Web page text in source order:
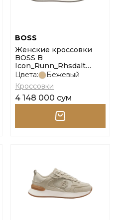
BOSS
Женские кроссовки
BOSS B
Icon_Runn_Rhsdalt
размер 35
Цвета:
Бежевый
Кроссовки
4 148 000 сум